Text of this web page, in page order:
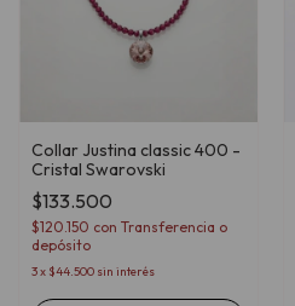
Collar Justina classic 400 -
Cristal Swarovski
$133.500
$120.150 con Transferencia o
depósito
3x $44.500 sin interés